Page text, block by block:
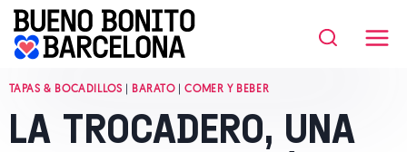
Saltar
contenido
TAPAS & BOCADILLOS | BARATO|COMER Y BEBER
LA TROCADERO, UNA